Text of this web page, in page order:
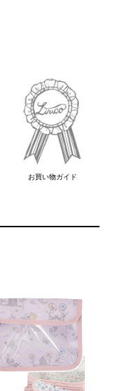
お買い物ガイド